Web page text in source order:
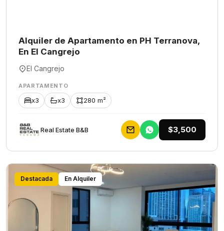
Alquiler de Apartamento en PH Terranova,
En El Cangrejo
El Cangrejo
APARTAMENTO
x3 x3 280 m²
Rеаl Еstаtе В&В $3,500
Destacada En Alquiler